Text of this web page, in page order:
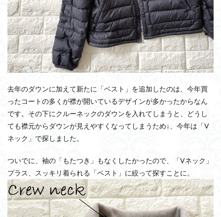
去年のダウンに加えて新たに「ベスト」を追加したのは、今年買
ったコートの多くが襟が開いているデザインが多かったからなん
です。その下にクルーネックのダウンを入れてしまうと、どうし
ても襟元からダウンが見えやすくなってしまうため↓、今年は「V
ネック」で探しました。
ついでに、袖の「もたつき」もなくしたかったので、「Vネック」
プラス、スッキリ着られる「ベスト」に絞って探すことに。